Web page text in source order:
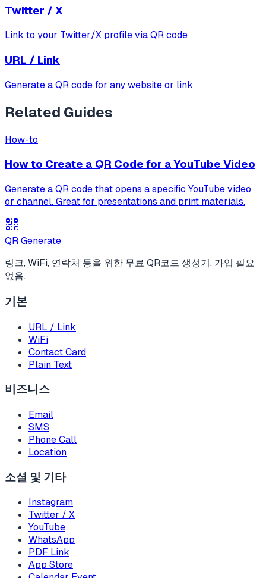
Twitter / X
Link to your Twitter/X profile via QR code
URL / Link
Generate a QR code for any website or link
Related Guides
How-to
How to Create a QR Code for a YouTube Video
Generate a QR code that opens a specific YouTube video
or channel. Great for presentations and print materials.
QR Generate
링크, WiFi, 연락처 등을 위한 무료 QR코드 생성기. 가입 필요
없음.
기본
URL / Link
WiFi
Contact Card
Plain Text
비즈니스
Email
SMS
Phone Call
Location
소셜 및 기타
Instagram
Twitter / X
YouTube
WhatsApp
PDF Link
App Store